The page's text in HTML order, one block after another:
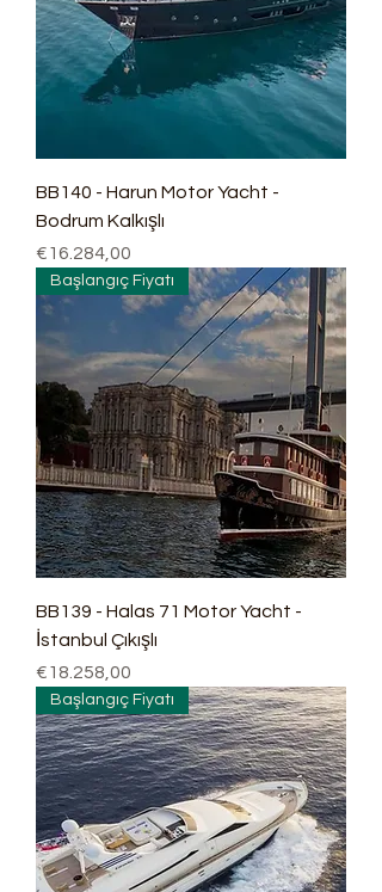
BB140 - Harun Motor Yacht -
Bodrum Kalkışlı
Fiyat
€16.284,00
Başlangıç Fiyatı
BB139 - Halas 71 Motor Yacht -
İstanbul Çıkışlı
Fiyat
€18.258,00
Başlangıç Fiyatı